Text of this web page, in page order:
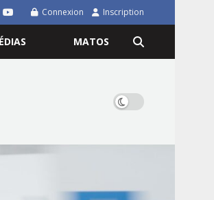
Connexion Inscription
MATOS